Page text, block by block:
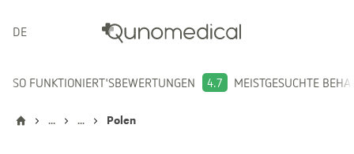
DEUTSCH
SO FUNKTIONIERT'SBEWERTUNGEN 4.7 MEISTGESUCHTE
... ... Polen